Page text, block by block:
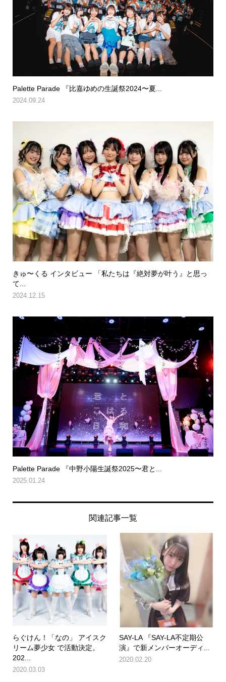
Palette Parade 『比嘉ゆめの生誕祭2024〜夏...
2024.09.24
きゅ〜くる インタビュー 「私たちは『絶対夢が叶う』と思っ
て...
2024.12.15
Palette Parade 『中野小陽生誕祭2025〜君と...
2025.01.24
関連記事一覧
らぐけん！「なの」 アイスク
リーム夢少女 で活動決定。
202...
2020.03.03
SAY-LA 『SAY-LA不定期公
演』で新メンバーオーディ...
2020.02.20